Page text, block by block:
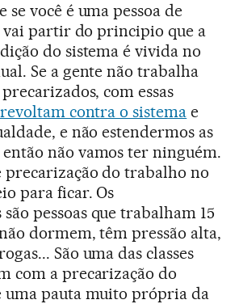
se você é uma pessoa de
vai partir do principio que a
do sistema é vivida no
Se a gente não trabalha
com essas
contra o sistema e
e não estendermos as
não vamos ter ninguém.
precarização do trabalho no
para ficar. Os
pessoas que trabalham 15
dormem, têm pressão alta,
São uma das classes
com a precarização do
uma pauta muito própria da